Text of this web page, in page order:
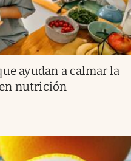
ayudan a calmar la
nutrición